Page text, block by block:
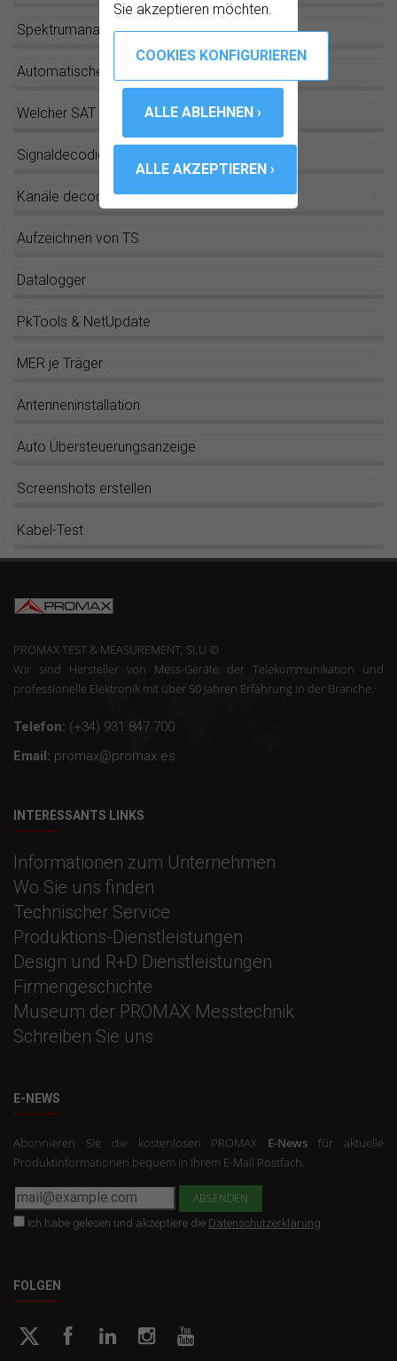
Sie akzeptieren möchten.
Spektrumanalyser
Automatische Abschwächerwahl
Welcher SAT ist das?
Signaldecodierung
Kanäle decodieren
Aufzeichnen von TS
Datalogger
PkTools & NetUpdate
MER je Träger
Antenneninstallation
Auto Übersteuerungsanzeige
Screenshots erstellen
Kabel-Test
PROMAX TEST & MEASUREMENT, SLU ©
Wir sind Hersteller von Mess-Geräte der Telekommunikation und
professionelle Elektronik mit über 50 Jahren Erfahrung in der Branche.
Telefon: (+34) 931 847 700
Email: promax@promax.es
INTERESSANTS LINKS
Informationen zum Unternehmen
Wo Sie uns finden
Technischer Service
Produktions-Dienstleistungen
Design und R+D Dienstleistungen
Firmengeschichte
Museum der PROMAX Messtechnik
Schreiben Sie uns
E-NEWS
Abonnieren Sie die kostenlosen PROMAX E-News für aktuelle
Produktinformationen bequem in Ihrem E-Mail Postfach.
Ich habe gelesen und akzeptiere die Datenschutzerklärung
FOLGEN